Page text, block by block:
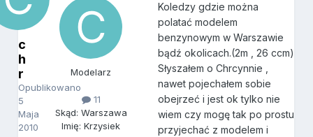
c
h
r
Opublikowano
5
Maja
2010
Modelarz
11
Skąd: Warszawa
Imię: Krzysiek
Koledzy gdzie można
polatać modelem
benzynowym w Warszawie
bądź okolicach.(2m , 26 ccm)
Słyszałem o Chrcynnie ,
nawet pojechałem sobie
obejrzeć i jest ok tylko nie
wiem czy mogę tak po prostu
przyjechać z modelem i